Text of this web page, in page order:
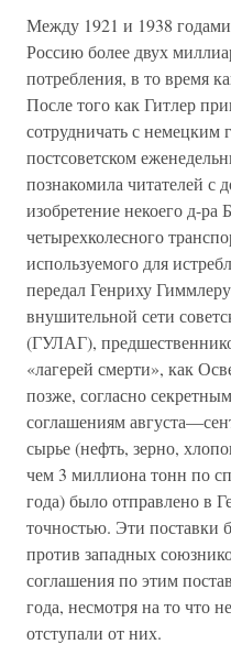
Между 1921 и 1938
Россию более двух
потребления, в то
После того как Гитлер
сотрудничать с немецким
постсоветском
познакомила читателей с
изобретение некоего д-
четырехколесного
используемого для
передал Генриху
внушительной сети
(ГУЛАГ),
«лагерей смерти», как
позже, согласно
соглашениям
сырье (нефть, зерно,
чем 3 миллиона тонн по
года) было отправлено в
точностью. Эти поставки
против западных
соглашения по этим
года, несмотря на то что
отступали от них.